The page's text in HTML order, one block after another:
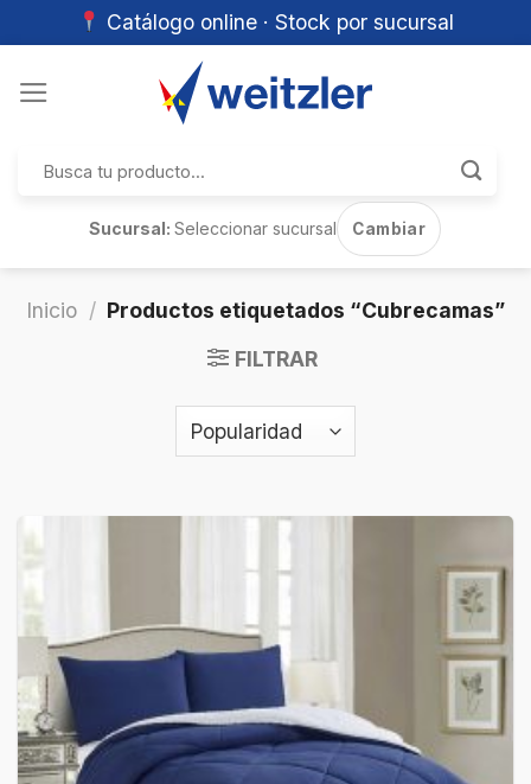
Catálogo online · Stock por sucursal
por:
Sucursal:Seleccionar sucursal Cambiar
Inicio / Productos etiquetados “Cubrecamas”
FILTRAR